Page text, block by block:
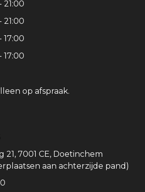
21:00
21:00
17:00
17:00
op afspraak.
21, 7001 CE, Doetinchem
aan achterzijde pand)